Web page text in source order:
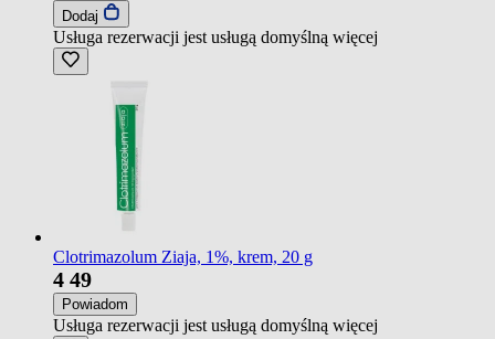
Dodaj
Usługa rezerwacji jest usługą domyślną więcej
Clotrimazolum Ziaja, 1%, krem, 20 g
4 49
Powiadom
Usługa rezerwacji jest usługą domyślną więcej